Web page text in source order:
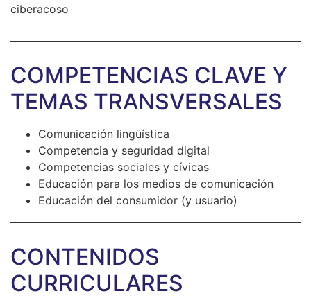
ciberacoso
COMPETENCIAS CLAVE Y
TEMAS TRANSVERSALES
Comunicación lingüística
Competencia y seguridad digital
Competencias sociales y cívicas
Educación para los medios de comunicación
Educación del consumidor (y usuario)
CONTENIDOS
CURRICULARES